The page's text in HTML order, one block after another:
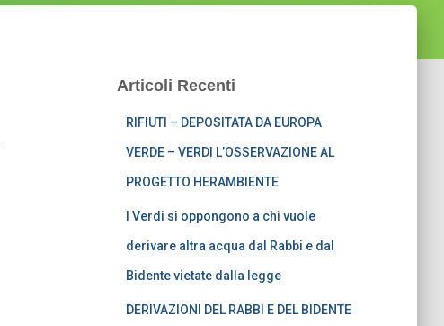
Articoli Recenti
RIFIUTI – DEPOSITATA DA EUROPA
VERDE – VERDI L’OSSERVAZIONE AL
PROGETTO HERAMBIENTE
I Verdi si oppongono a chi vuole
derivare altra acqua dal Rabbi e dal
Bidente vietate dalla legge
DERIVAZIONI DEL RABBI E DEL BIDENTE